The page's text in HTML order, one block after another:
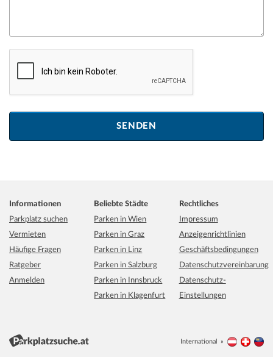
Informationen
Parkplatz suchen
Vermieten
Häufige Fragen
Ratgeber
Anmelden
Beliebte Städte
Parken in Wien
Parken in Graz
Parken in Linz
Parken in Salzburg
Parken in Innsbruck
Parken in Klagenfurt
Rechtliches
Impressum
Anzeigenrichtlinien
Geschäftsbedingungen
Datenschutzvereinbarung
Datenschutz-
Einstellungen
International Österreich